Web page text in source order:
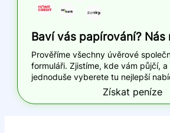
Baví vás papírování? Nás
Prověříme všechny úvěrové
formuláři. Zjistíme, kde vám půjčí,
jednoduše vyberete tu nejlepší
Získat peníze